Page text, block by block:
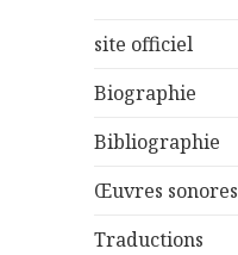
site officiel
Biographie
Bibliographie
Œuvres sonores
Traductions